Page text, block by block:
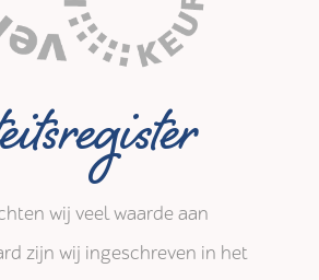
wij veel waarde aan
zijn wij ingeschreven in het